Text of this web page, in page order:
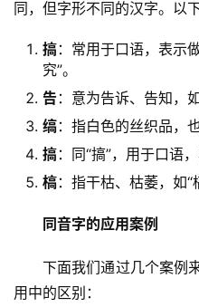
同，但字形不同的汉字。以
搞：常用于口语，表示
究”。
告 ：意为告诉、告知，
缟：指白色的丝织品，
搞：同“搞”，用于口语
槁：指干枯、枯萎，如“
同音字的应用案例
下面我们通过几个案例来
用中的区别：